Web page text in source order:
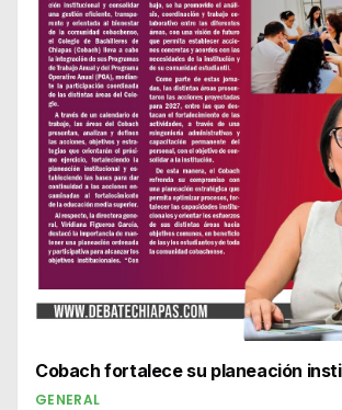
Cobach fortalece su planeación
GENERAL